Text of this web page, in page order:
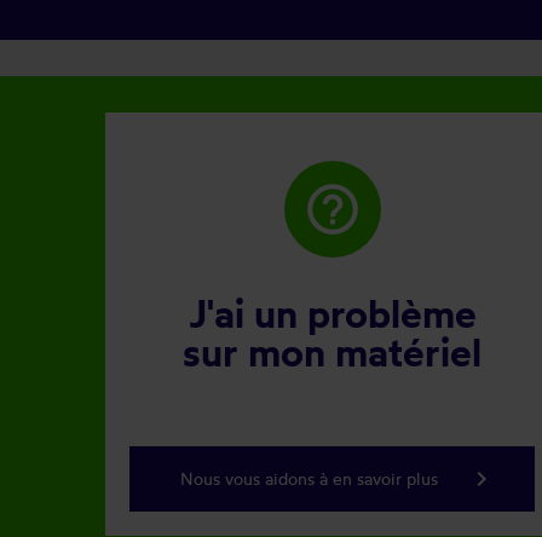
help_outline
J'ai un problème
sur mon matériel
Nous vous aidons à en savoir plus keyboard_arrow_right